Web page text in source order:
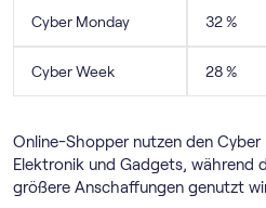
Cyber Monday 32 %
Cyber Week 28 %
Online-Shopper nutzen den
Elektronik und Gadgets, während
größere Anschaffungen genutzt